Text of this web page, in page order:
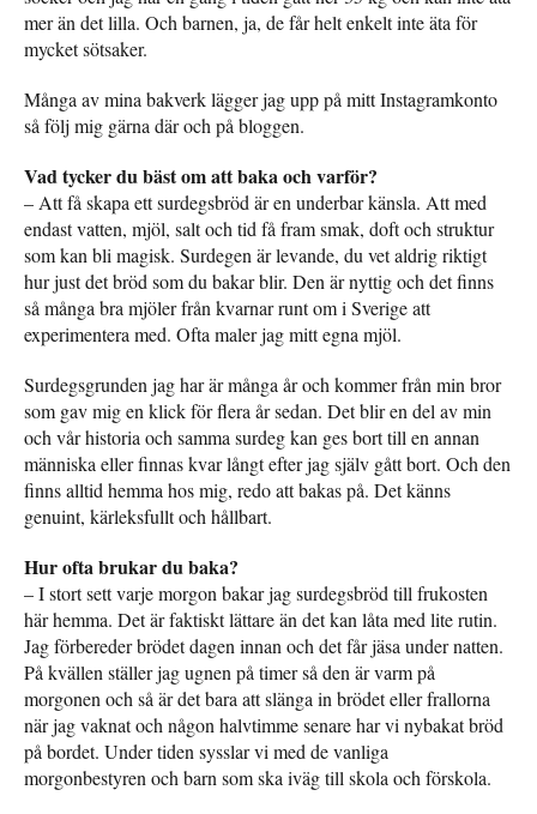
mer än det lilla. Och barnen, ja, de får helt enkelt inte äta för
mycket sötsaker.
Många av mina bakverk lägger jag upp på mitt Instagramkonto
så följ mig gärna där och på bloggen.
Vad tycker du bäst om att baka och varför?
– Att få skapa ett surdegsbröd är en underbar känsla. Att med
endast vatten, mjöl, salt och tid få fram smak, doft och struktur
som kan bli magisk. Surdegen är levande, du vet aldrig riktigt
hur just det bröd som du bakar blir. Den är nyttig och det finns
så många bra mjöler från kvarnar runt om i Sverige att
experimentera med. Ofta maler jag mitt egna mjöl.
Surdegsgrunden jag har är många år och kommer från min bror
som gav mig en klick för flera år sedan. Det blir en del av min
och vår historia och samma surdeg kan ges bort till en annan
människa eller finnas kvar långt efter jag själv gått bort. Och den
finns alltid hemma hos mig, redo att bakas på. Det känns
genuint, kärleksfullt och hållbart.
Hur ofta brukar du baka?
– I stort sett varje morgon bakar jag surdegsbröd till frukosten
här hemma. Det är faktiskt lättare än det kan låta med lite rutin.
Jag förbereder brödet dagen innan och det får jäsa under natten.
På kvällen ställer jag ugnen på timer så den är varm på
morgonen och så är det bara att slänga in brödet eller frallorna
när jag vaknat och någon halvtimme senare har vi nybakat bröd
på bordet. Under tiden sysslar vi med de vanliga
morgonbestyren och barn som ska iväg till skola och förskola.